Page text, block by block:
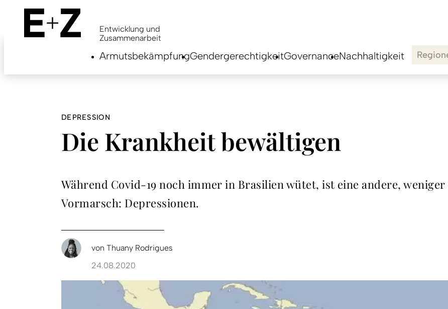
content
Entwicklung und
Zusammenarbeit
ArmutsbekämpfungGendergerechtigkeitGovernanceNachhaltigkeit
DEPRESSION
Die Krankheit bewältigen
Während Covid-19 noch immer in Brasilien wütet, ist eine andere,
Vormarsch: Depressionen.
von Thuany Rodrigues
24.08.2020